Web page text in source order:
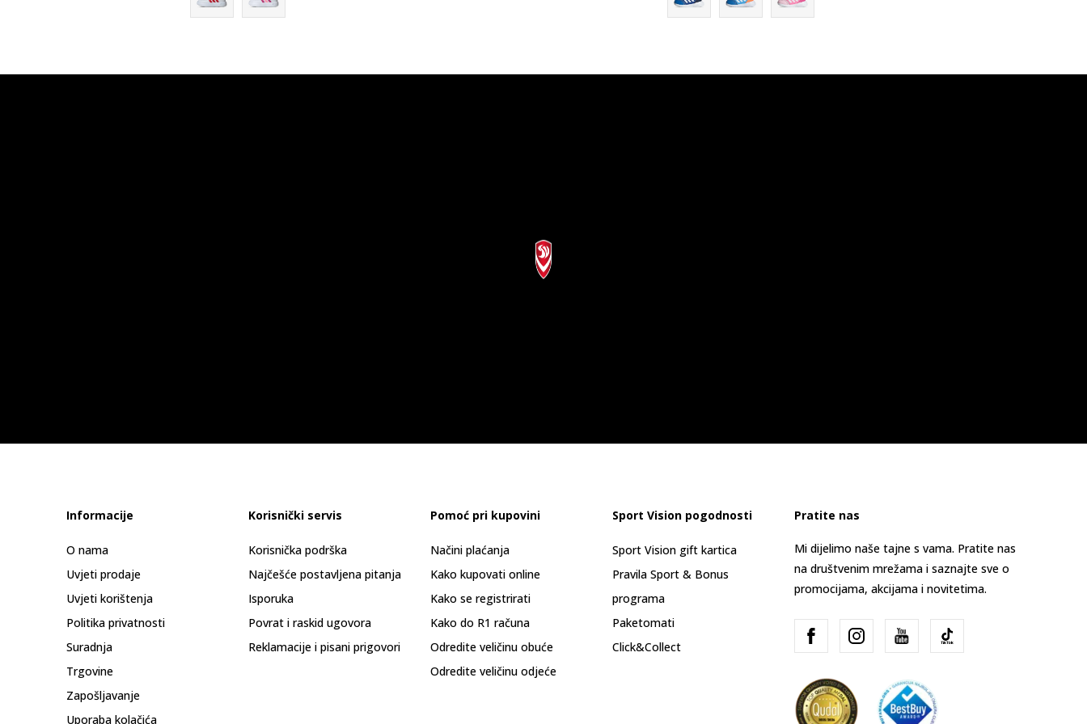
Informacije
O nama
Uvjeti prodaje
Uvjeti korištenja
Politika privatnosti
Suradnja
Trgovine
Zapošljavanje
Uporaba kolačića
Korisnički servis
Korisnička podrška
Najčešće postavljena pitanja
Isporuka
Povrat i raskid ugovora
Reklamacije i pisani prigovori
Pomoć pri kupovini
Načini plaćanja
Kako kupovati online
Kako se registrirati
Kako do R1 računa
Odredite veličinu obuće
Odredite veličinu odjeće
Sport Vision pogodnosti
Sport Vision gift kartica
Pravila Sport & Bonus
programa
Paketomati
Click&Collect
Pratite nas
Mi dijelimo naše tajne s vama. Pratite nas
na društvenim mrežama i saznajte sve o
promocijama, akcijama i novitetima.